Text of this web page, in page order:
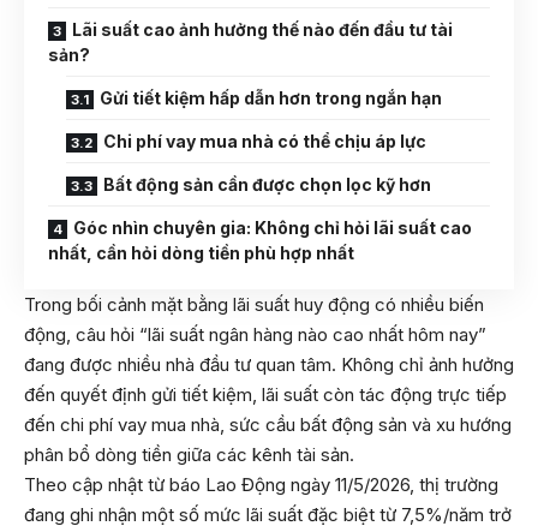
Lãi suất cao ảnh hưởng thế nào đến đầu tư tài
sản?
Gửi tiết kiệm hấp dẫn hơn trong ngắn hạn
Chi phí vay mua nhà có thể chịu áp lực
Bất động sản cần được chọn lọc kỹ hơn
Góc nhìn chuyên gia: Không chỉ hỏi lãi suất cao
nhất, cần hỏi dòng tiền phù hợp nhất
Trong bối cảnh mặt bằng lãi suất huy động có nhiều biến
động, câu hỏi “lãi suất ngân hàng nào cao nhất hôm nay”
đang được nhiều nhà đầu tư quan tâm. Không chỉ ảnh hưởng
đến quyết định gửi tiết kiệm, lãi suất còn tác động trực tiếp
đến chi phí vay mua nhà, sức cầu bất động sản và xu hướng
phân bổ dòng tiền giữa các kênh tài sản.
Theo cập nhật từ báo Lao Động ngày 11/5/2026, thị trường
đang ghi nhận một số mức lãi suất đặc biệt từ 7,5%/năm trở